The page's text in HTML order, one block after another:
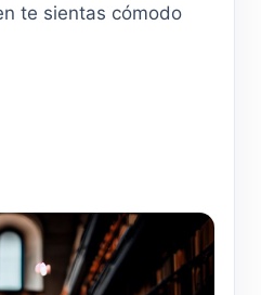
te sientas cómodo